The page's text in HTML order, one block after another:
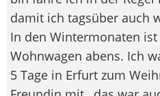
damit ich tagsüber auch
In den Wintermonaten
Wohnwagen abens. Ich
5 Tage in Erfurt zum